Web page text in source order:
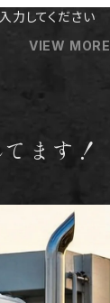
力してください
VIEW MORE
ます！